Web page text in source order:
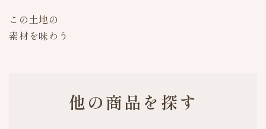
この土地の
素材を味わう
他の商品を探す